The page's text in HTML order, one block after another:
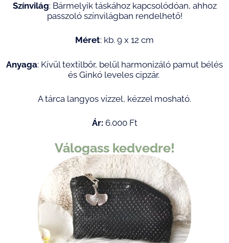
Színvilág: Bármelyik táskához kapcsolódóan, ahhoz
passzoló színvilágban rendelhető!
Méret: kb. 9 x 12 cm
Anyaga: Kívül textilbőr, belül harmonizáló pamut bélés
és Ginkó leveles cipzár.
A tárca langyos vízzel, kézzel mosható.
Ár: 6.000 Ft
Válogass kedvedre!